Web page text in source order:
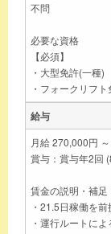
不問
必要な資格
【必須】
・大型免許(一種)
・フォークリフ
給与
月給 270,000円
賞与：賞与年2回
賃金の説明・補足
・21.5日稼働を前
・運行ルートに